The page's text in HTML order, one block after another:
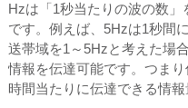
Hzは「1秒当たりの波の数
です。例えば、5Hzは1秒間
送帯域を1～5Hzと考えた場
情報を伝達可能です。つま
時間当たりに伝達できる情報